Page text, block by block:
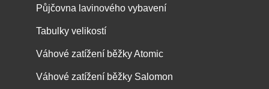
Půjčovna lavinového vybavení
Tabulky velikostí
Váhové zatížení běžky Atomic
Váhové zatížení běžky Salomon